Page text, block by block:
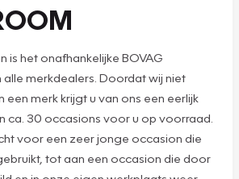
is het onafhankelijke BOVAG
merkdealers. Doordat wij niet
een merk krijgt u van ons een eerlijk
ca. 30 occasions voor u op voorraad.
voor een zeer jonge occasion die
tot aan een occasion die door